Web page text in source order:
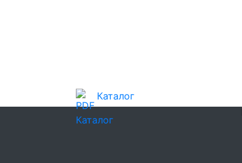
Каталог